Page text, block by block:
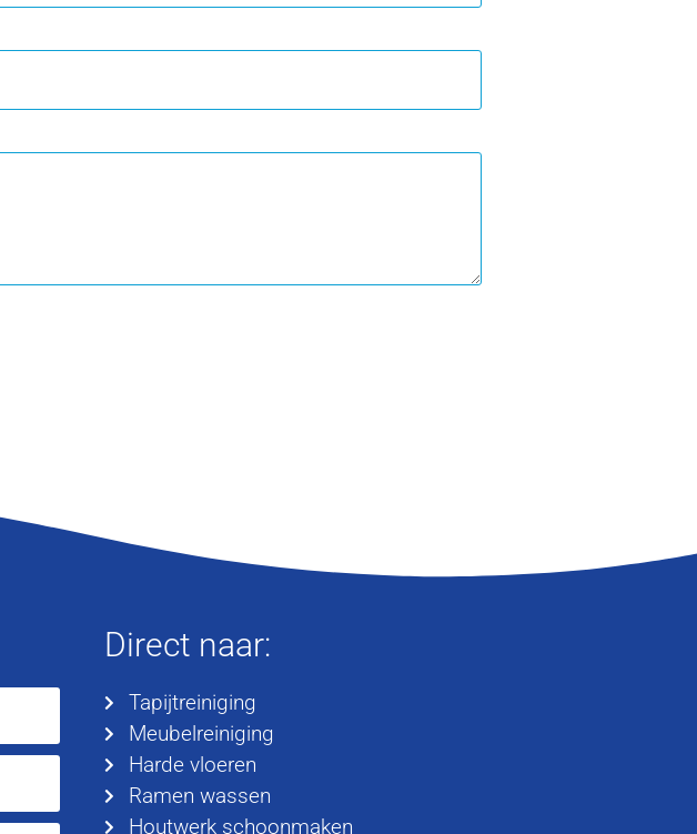
Direct naar:
Tapijtreiniging
Meubelreiniging
Harde vloeren
Ramen wassen
Houtwerk schoonmaken